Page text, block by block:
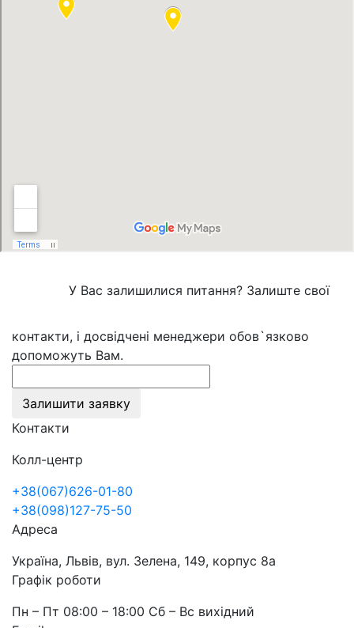
У Вас залишилися питання? Залиште свої
контакти, і досвідчені менеджери обов`язково
допоможуть Вам.
Залишити заявку
Контакти
Колл-центр
+38(067)626-01-80
+38(098)127-75-50
Адреса
Україна, Львів, вул. Зелена, 149, корпус 8а
Графік роботи
Пн – Пт 08:00 – 18:00 Сб – Вс вихідний